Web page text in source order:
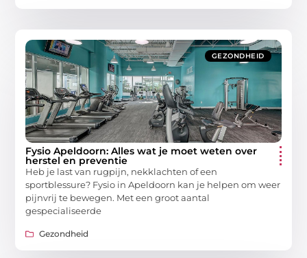
GEZONDHEID
Fysio Apeldoorn: Alles wat je moet weten over
herstel en preventie
Heb je last van rugpijn, nekklachten of een
sportblessure? Fysio in Apeldoorn kan je helpen om weer
pijnvrij te bewegen. Met een groot aantal
gespecialiseerde
Gezondheid